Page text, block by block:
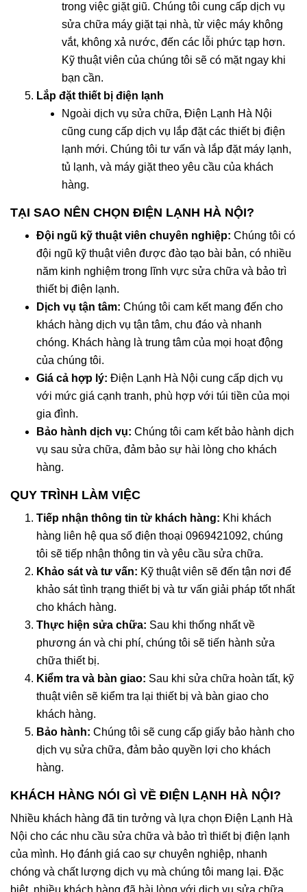
trong việc giặt giũ. Chúng tôi cung cấp dịch vụ
sửa chữa máy giặt tại nhà, từ việc máy không
vắt, không xả nước, đến các lỗi phức tạp hơn.
Kỹ thuật viên của chúng tôi sẽ có mặt ngay khi
bạn cần.
Lắp đặt thiết bị điện lạnh
Ngoài dịch vụ sửa chữa, Điện Lạnh Hà Nội
cũng cung cấp dịch vụ lắp đặt các thiết bị điện
lạnh mới. Chúng tôi tư vấn và lắp đặt máy lạnh,
tủ lạnh, và máy giặt theo yêu cầu của khách
hàng.
TẠI SAO NÊN CHỌN ĐIỆN LẠNH HÀ NỘI?
Đội ngũ kỹ thuật viên chuyên nghiệp: Chúng tôi có
đội ngũ kỹ thuật viên được đào tạo bài bản, có nhiều
năm kinh nghiệm trong lĩnh vực sửa chữa và bảo trì
thiết bị điện lạnh.
Dịch vụ tận tâm: Chúng tôi cam kết mang đến cho
khách hàng dịch vụ tận tâm, chu đáo và nhanh
chóng. Khách hàng là trung tâm của mọi hoạt động
của chúng tôi.
Giá cả hợp lý: Điện Lạnh Hà Nội cung cấp dịch vụ
với mức giá cạnh tranh, phù hợp với túi tiền của mọi
gia đình.
Bảo hành dịch vụ: Chúng tôi cam kết bảo hành dịch
vụ sau sửa chữa, đảm bảo sự hài lòng cho khách
hàng.
QUY TRÌNH LÀM VIỆC
Tiếp nhận thông tin từ khách hàng: Khi khách
hàng liên hệ qua số điện thoại 0969421092, chúng
tôi sẽ tiếp nhận thông tin và yêu cầu sửa chữa.
Khảo sát và tư vấn: Kỹ thuật viên sẽ đến tận nơi để
khảo sát tình trạng thiết bị và tư vấn giải pháp tốt nhất
cho khách hàng.
Thực hiện sửa chữa: Sau khi thống nhất về
phương án và chi phí, chúng tôi sẽ tiến hành sửa
chữa thiết bị.
Kiểm tra và bàn giao: Sau khi sửa chữa hoàn tất, kỹ
thuật viên sẽ kiểm tra lại thiết bị và bàn giao cho
khách hàng.
Bảo hành: Chúng tôi sẽ cung cấp giấy bảo hành cho
dịch vụ sửa chữa, đảm bảo quyền lợi cho khách
hàng.
KHÁCH HÀNG NÓI GÌ VỀ ĐIỆN LẠNH HÀ NỘI?
Nhiều khách hàng đã tin tưởng và lựa chọn Điện Lạnh Hà
Nội cho các nhu cầu sửa chữa và bảo trì thiết bị điện lạnh
của mình. Họ đánh giá cao sự chuyên nghiệp, nhanh
chóng và chất lượng dịch vụ mà chúng tôi mang lại. Đặc